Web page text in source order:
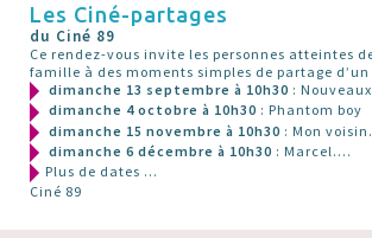
Les Ciné-partages
du Ciné 89
Ce rendez-vous invite les personnes atteintes
famille à des moments simples de partage
dimanche 13 septembre à 10h30 :
dimanche 4 octobre à 10h30 : Phantom boy
dimanche 15 novembre à 10h30 : Mon
dimanche 6 décembre à 10h30 : Marcel....
Plus de dates ...
Ciné 89